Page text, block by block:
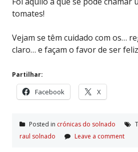
tomates!
Vejam se têm cuidado com os…
claro… e façam o favor de ser
Partilhar:
Facebook X
Posted in crónicas do solnado
raul solnado
Leave a comment